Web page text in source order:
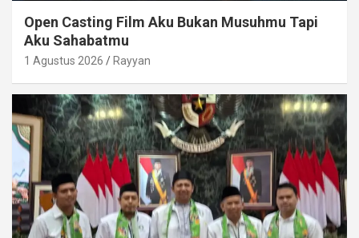
Open Casting Film Aku Bukan Musuhmu Tapi
Aku Sahabatmu
1 Agustus 2026 Rayyan